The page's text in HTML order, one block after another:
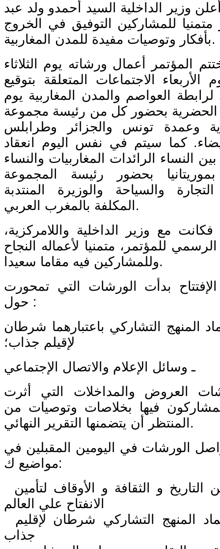
وزير الداخلية السيد أحمدو ولد عبد
متمنيا للمشاركين التوفيق في الخروج
بأفكار وتوصيات مفيدة للمدن المغاربية.
المؤتمر أعمال ورشاته يوم الثلاثاء
الاجتماعات المتعلقة بتوقيع
العواصم والمدن المغاربية يوم
الحضرية بحضور كل من رئيسة مجموعة
وعمدة تونس والجزائر وطرابلس
كما سيتم في نفس اليوم انعقاد
النساء الرائدات المغاربيات والنساء
بحضور رئيسة المجموعة
والسياحة والوزيرة المنتدبة
المكلفة بالمغرب العربي.
فكانت مع وزير الداخلية واللامركزية،
للمؤتمر، متمنيا لأعماله النجاح
وللمشاركين فيه مقاما سعيدا.
بدأت الورشات التي تمحورت
حول :
المنهج التشاركي باعتبارهما شرطان
لإقيلم جذاب؛
ـ وسائل الإعلام والاتصال الإجتماعي
العروض والمداخلات التي أثرت
فيها بخلاصات وتوصيات من
المنتظر أن يتضمنها التقرير النهائي.
الورشات في اليومين المقبلين في
مواضيع ك:
الانفتاح علي العالم
جذاب